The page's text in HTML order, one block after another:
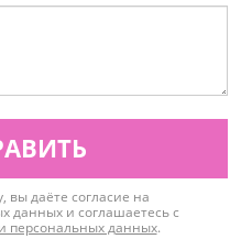
вы даёте согласие на
данных и соглашаетесь с
персональных данных.